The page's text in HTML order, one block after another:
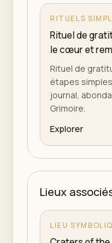
RITUELS
Rituel de
le cœur et
Rituel de
étapes
journal,
Grimoire.
Explorer
Lieux
LIEU